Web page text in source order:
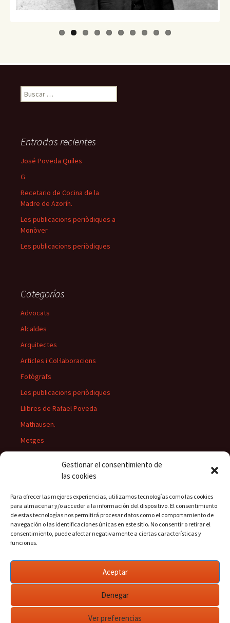
Gestionar el consentimiento de
las cookies
Para ofrecer las mejores experiencias, utilizamos tecnologías como las cookies
para almacenar y/o acceder a la información del dispositivo. El consentimiento
de estas tecnologías nos permitirá procesar datos como el comportamiento de
navegación o las identificaciones únicas en este sitio. No consentir o retirar el
consentimiento, puede afectar negativamente a ciertas características y
funciones.
Aceptar
Denegar
Ver preferencias
Buscar:
Entradas recientes
José Poveda Quiles
G
Recetario de Cocina de la
Madre de Azorín.
Les publicacions periòdiques a
Monòver
Les publicacions periòdiques
Categorías
Advocats
Alcaldes
Arquitectes
Articles i Col·laboracions
Fotògrafs
Les publicacions periòdiques
Llibres de Rafael Poveda
Mathausen.
Metges
Presidents del Casino
Rectors